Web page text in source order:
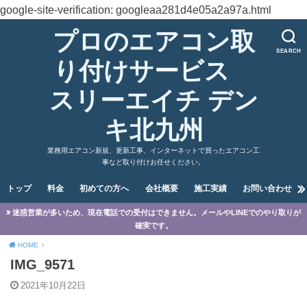
google-site-verification: googleaa281d4e05a2a97a.html
SEARCH
プロのエアコン取
り付けサービス
スリーエイチ デン
キ北九州
業務用エアコン新規、更新工事、インターネットで買ったエアコン工
事など取り付けお任せください。
トップ 料金 初めての方へ 会社概要 施工実績 お問い合わせ
迷惑営業が多いため、現在電話での受付はできません。メールやLINEでのやり取りが
確実です。
HOME
IMG_9571
2021年10月22日